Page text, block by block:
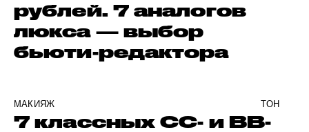
рублей. 7 аналогов
люкса — выбор
бьюти-редактора
МАКИЯЖ ТОН
7 классных CC- и BB-